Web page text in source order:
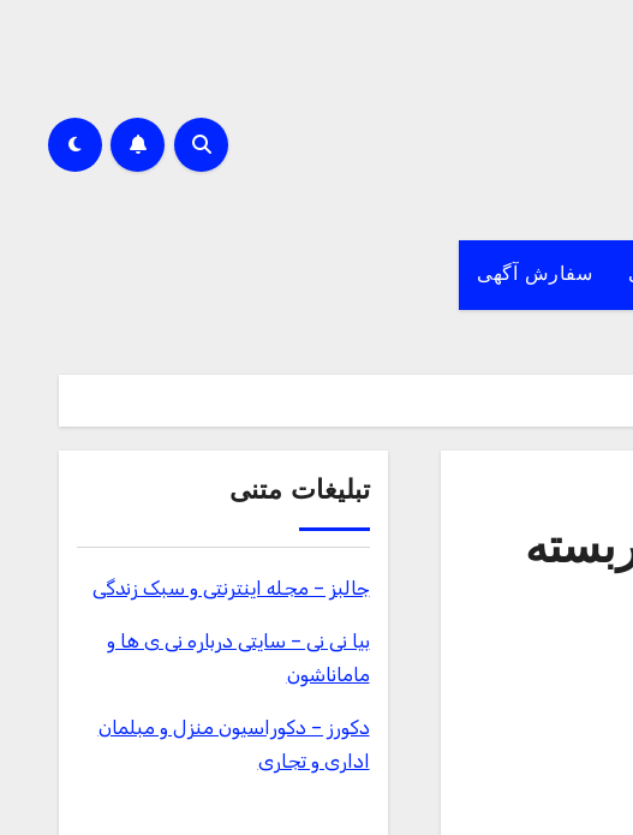
سفارش آگهی
تبلیغات متنی
جالبز – مجله اینترنتی و سبک زندگی
بیا نی نی – سایتی درباره نی ی ها و
ماماناشون
دکورز – دکوراسیون منزل و مبلمان
اداری و تجاری